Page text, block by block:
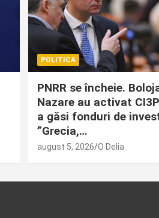
POLITICA
PNRR se încheie.
Nazare au activat
a găsi fonduri de
”Grecia,…
august 5, 2026 O Delia